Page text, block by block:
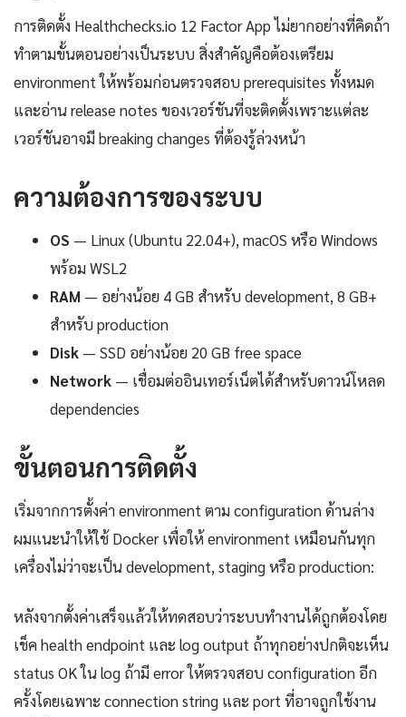
การติดตั้ง Healthchecks.io 12 Factor App ไม่ยากอย่างที่คิดถ้า
ทำตามขั้นตอนอย่างเป็นระบบ สิ่งสำคัญคือต้องเตรียม
environment ให้พร้อมก่อนตรวจสอบ prerequisites ทั้งหมด
และอ่าน release notes ของเวอร์ชันที่จะติดตั้งเพราะแต่ละ
เวอร์ชันอาจมี breaking changes ที่ต้องรู้ล่วงหน้า
ความต้องการของระบบ
OS — Linux (Ubuntu 22.04+), macOS หรือ Windows
พร้อม WSL2
RAM — อย่างน้อย 4 GB สำหรับ development, 8 GB+
สำหรับ production
Disk — SSD อย่างน้อย 20 GB free space
Network — เชื่อมต่ออินเทอร์เน็ตได้สำหรับดาวน์โหลด
dependencies
ขั้นตอนการติดตั้ง
เริ่มจากการตั้งค่า environment ตาม configuration ด้านล่าง
ผมแนะนำให้ใช้ Docker เพื่อให้ environment เหมือนกันทุก
เครื่องไม่ว่าจะเป็น development, staging หรือ production:
หลังจากตั้งค่าเสร็จแล้วให้ทดสอบว่าระบบทำงานได้ถูกต้องโดย
เช็ค health endpoint และ log output ถ้าทุกอย่างปกติจะเห็น
status OK ใน log ถ้ามี error ให้ตรวจสอบ configuration อีก
ครั้งโดยเฉพาะ connection string และ port ที่อาจถูกใช้งาน